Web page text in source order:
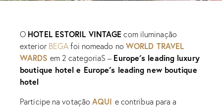
O HOTEL ESTORIL VINTAGE com iluminação
exterior BEGA foi nomeado no WORLD TRAVEL
WARDS em 2 categoriaS – Europe´s leading luxury
boutique hotel e Europe´s leading new boutique
hotel
Participe na votaçãoAQUI e contribua para a